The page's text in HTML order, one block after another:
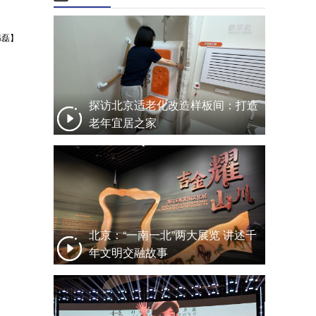
】
探访北京适老化改造样板间：打造
老年宜居之家
北京：“一南一北”两大展览 讲述千
年文明交融故事